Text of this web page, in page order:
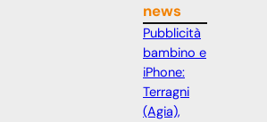
news
Pubblicità
bambino e
iPhone:
Terragni
(Agia),